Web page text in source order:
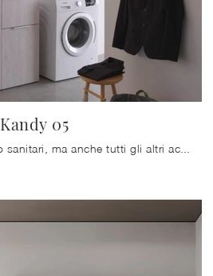
Kandy 05